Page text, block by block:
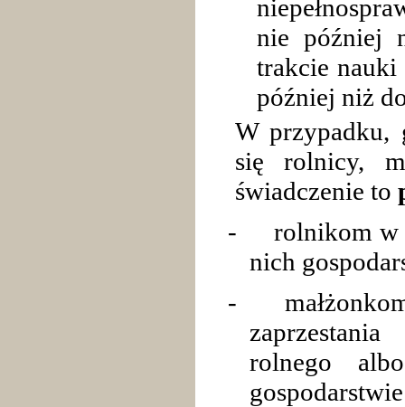
nie później
trakcie
później niż
W przypadku,
się rolnicy,
świadczenie to
-
rolnikom w
nich
-
rolnego